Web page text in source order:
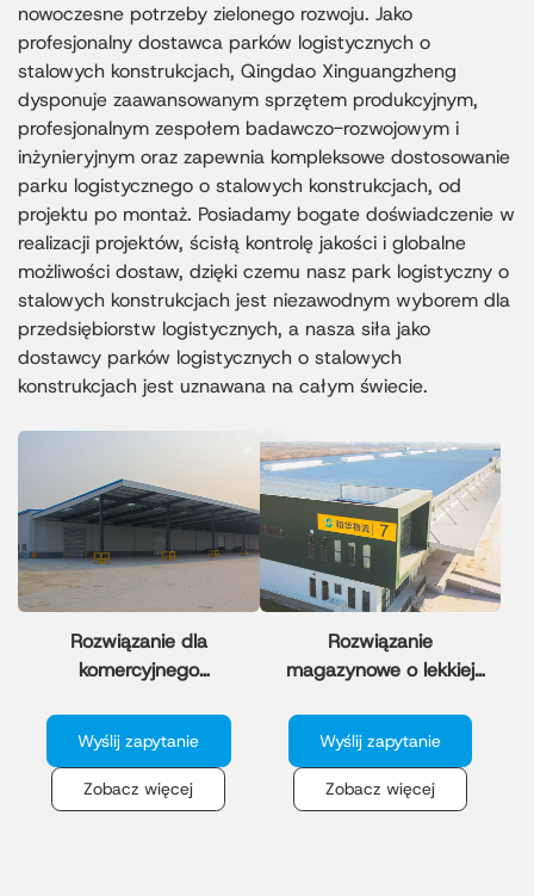
nowoczesne potrzeby zielonego rozwoju. Jako
profesjonalny dostawca parków logistycznych o
stalowych konstrukcjach, Qingdao Xinguangzheng
dysponuje zaawansowanym sprzętem produkcyjnym,
profesjonalnym zespołem badawczo-rozwojowym i
inżynieryjnym oraz zapewnia kompleksowe dostosowanie
parku logistycznego o stalowych konstrukcjach, od
projektu po montaż. Posiadamy bogate doświadczenie w
realizacji projektów, ścisłą kontrolę jakości i globalne
możliwości dostaw, dzięki czemu nasz park logistyczny o
stalowych konstrukcjach jest niezawodnym wyborem dla
przedsiębiorstw logistycznych, a nasza siła jako
dostawcy parków logistycznych o stalowych
konstrukcjach jest uznawana na całym świecie.
Rozwiązanie dla
komercyjnego
z projektem magazynu
z blachy
Wyślij zapytanie
Zobacz więcej
Rozwiązanie
magazynowe o lekkiej
przemysłowego
Wyślij zapytanie
Zobacz więcej